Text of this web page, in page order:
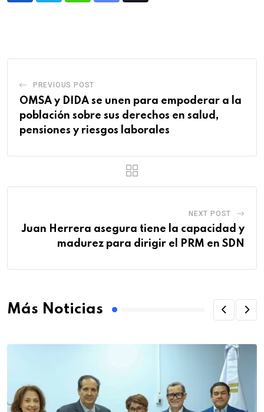
PREVIOUS POST
OMSA y DIDA se unen para empoderar a la
población sobre sus derechos en salud,
pensiones y riesgos laborales
NEXT POST
Juan Herrera asegura tiene la capacidad y
madurez para dirigir el PRM en SDN
Más Noticias